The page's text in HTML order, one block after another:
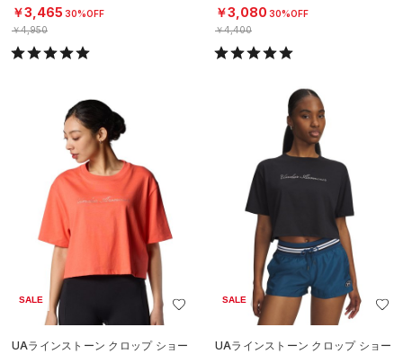
スタイル/MEN）
￥3,465 30%OFF
￥4,950
ル/WOMEN）
￥3,080 30%OFF
￥4,400
SALE
UAラインストーン クロップ ショー
SALE
UAラインストーン クロップ ショー